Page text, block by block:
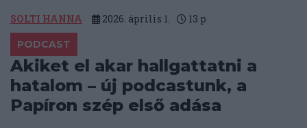
SOLTI HANNA 2026. április 1. 13 p
PODCAST
Akiket el akar hallgattatni a
hatalom – új podcastunk, a
Papíron szép első adása